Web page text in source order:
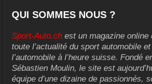
QUI SOMMES NOUS ?
Sport-Auto.ch est un magazine online
toute l’actualité du sport automobile
l’automobile à l’heure suisse. Fondé
Sébastien Moulin, le site est
équipe d’une dizaine de passionnés,